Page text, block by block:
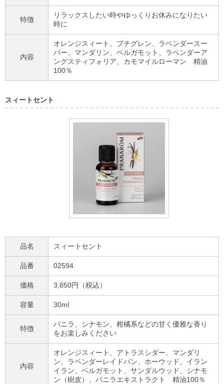
特徴
リラックスしたい時やゆっくりお休みになりたい
時に
内容
オレンジスィート、プチグレン、ラベンダースー
パー、マンダリン、ベルガモット、ラベンダーア
ングスティフォリア、カモマイルローマン 精油
100％
スィートセント
品名 スィートセント
品番 02594
価格 3,850円（税込）
容量 30ml
特徴
バニラ、シナモン、柑橘系などの甘く優雅な香り
をお楽しみください
内容
オレンジスィート、アトラスシダー、マンダリ
ン、ラベンダーレイドバン、ホーウッド、イラン
イラン、ベルガモット、サンダルウッド、シナモ
ン（樹皮）、バニラエキストラクト 精油100％